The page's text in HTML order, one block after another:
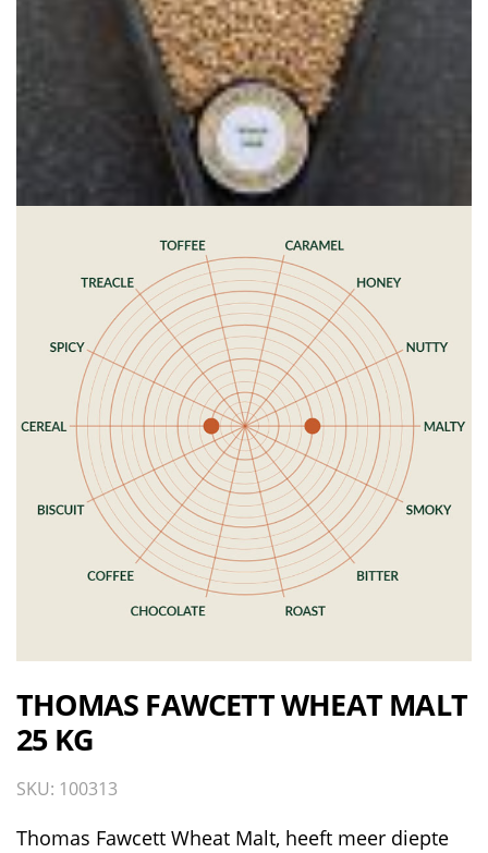
THOMAS FAWCETT WHEAT MALT
25 KG
SKU: 100313
Thomas Fawcett Wheat Malt, heeft meer diepte